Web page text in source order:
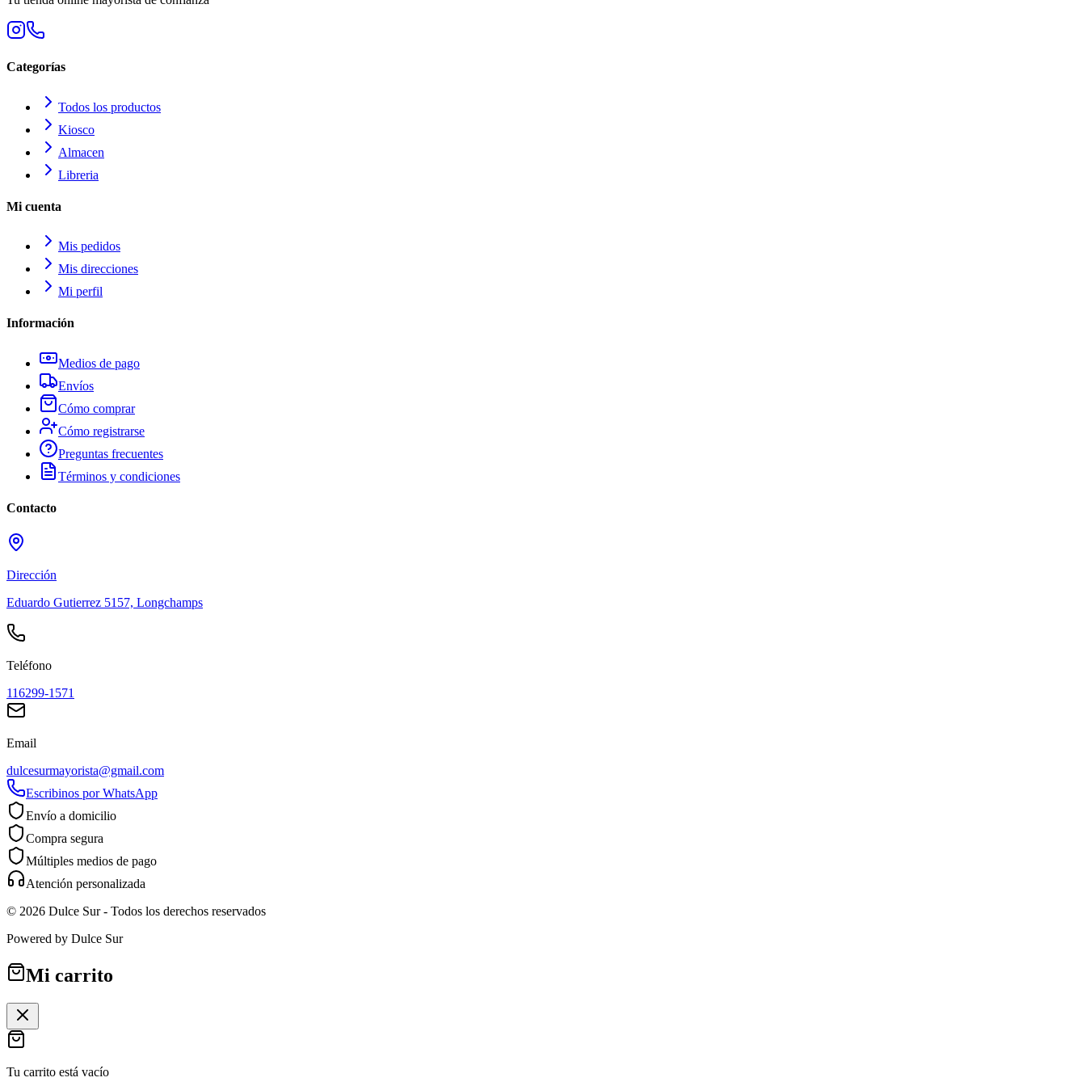
Categorías
Todos los productos
Kiosco
Almacen
Libreria
Mi cuenta
Mis pedidos
Mis direcciones
Mi perfil
Información
Medios de pago
Envíos
Cómo comprar
Cómo registrarse
Preguntas frecuentes
Términos y condiciones
Contacto
Dirección
Eduardo Gutierrez 5157, Longchamps
Teléfono
116299-1571
Email
dulcesurmayorista@gmail.com
Escribinos por WhatsApp
Envío a domicilio
Compra segura
Múltiples medios de pago
Atención personalizada
© 2026 Dulce Sur- Todos los derechos reservados
Powered by Dulce Sur
Mi carrito
Tu carrito está vacío